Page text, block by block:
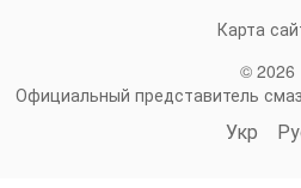
Карта
© 2026
Официальный представитель
Укр